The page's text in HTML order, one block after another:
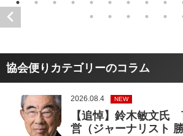
協会便りカテゴリーのコラム
2026.08.4 NEW
【追悼】鈴木敏文氏
営（ジャーナリスト 勝